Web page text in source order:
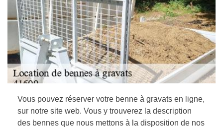
Vous pouvez réserver votre benne à gravats en ligne,
sur notre site web. Vous y trouverez la description
des bennes que nous mettons à la disposition de nos